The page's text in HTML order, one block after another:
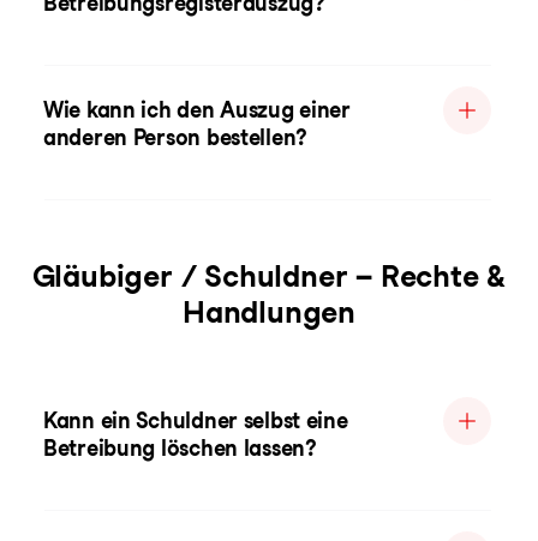
Wie kann ich den Auszug einer
anderen Person bestellen?
Gläubiger / Schuldner – Rechte &
Handlungen
Kann ein Schuldner selbst eine
Betreibung löschen lassen?